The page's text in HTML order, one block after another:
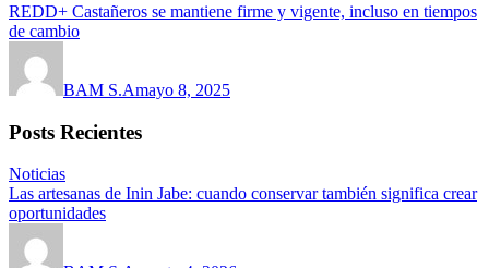
REDD+ Castañeros se mantiene firme y vigente, incluso en tiempos
de cambio
BAM S.Amayo 8, 2025
Posts Recientes
Noticias
Las artesanas de Inin Jabe: cuando conservar también significa crear
oportunidades